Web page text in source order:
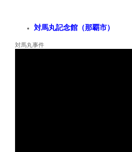
対馬丸記念館（那覇市）
対馬丸事件